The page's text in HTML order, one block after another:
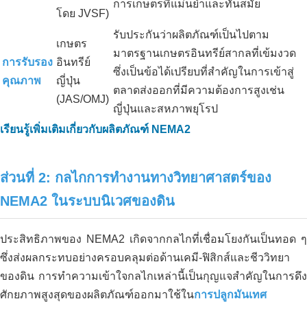
โดย JVSF)
การเกษตรที่แม่นยำและทันสมัย
การรับรอง
คุณภาพ
เกษตร
อินทรีย์
ญี่ปุ่น
(JAS/OMJ)
รับประกันว่าผลิตภัณฑ์เป็นไปตาม
มาตรฐานเกษตรอินทรีย์สากลที่เข้มงวด
ซึ่งเป็นข้อได้เปรียบที่สำคัญในการเข้าสู่
ตลาดส่งออกที่มีความต้องการสูงเช่น
ญี่ปุ่นและสหภาพยุโรป
เรียนรู้เพิ่มเติมเกี่ยวกับผลิตภัณฑ์ NEMA2
ส่วนที่ 2: กลไกการทำงานทางวิทยาศาสตร์ของ
NEMA2 ในระบบนิเวศของดิน
ประสิทธิภาพของ NEMA2 เกิดจากกลไกที่เชื่อมโยงกันเป็นทอด ๆ
ซึ่งส่งผลกระทบอย่างครอบคลุมต่อด้านเคมี-ฟิสิกส์และชีววิทยา
ของดิน การทำความเข้าใจกลไกเหล่านี้เป็นกุญแจสำคัญในการดึง
ศักยภาพสูงสุดของผลิตภัณฑ์ออกมาใช้ในการปลูกมันเทศ